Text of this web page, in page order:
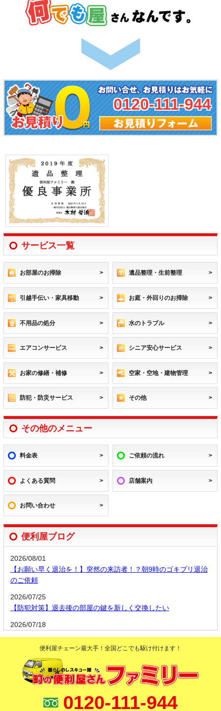
0120-111-944
サービス一覧
お部屋のお掃除 遺品整理・生前整理
引越手伝い・家具移動 お庭・外回りのお掃除
不用品の処分 水のトラブル
エアコンサービス シニア安心サービス
お家の修繕・補修 空家・空地・建物管理
防犯・防災サービス その他
その他のメニュー
料金表 ご依頼の流れ
よくある質問 店舗案内
お問い合わせ
便利屋ブログ
2026/08/01
【お願い早く退治を！】突然の来訪者！？朝9時のゴキブリ退治
のご依頼
2026/07/25
【防犯対策】退去後の部屋の鍵を新しく交換したい
2026/07/18
【庭掃除代行】長年放置している庭園を綺麗に片付けてください
2026/07/11
【掃除代行】トイレの掃除を手伝ってほしい。
2026/07/04
2026/06/27
便利屋チェーン最大手！全国どこでも駆け付けます！
0120-111-944